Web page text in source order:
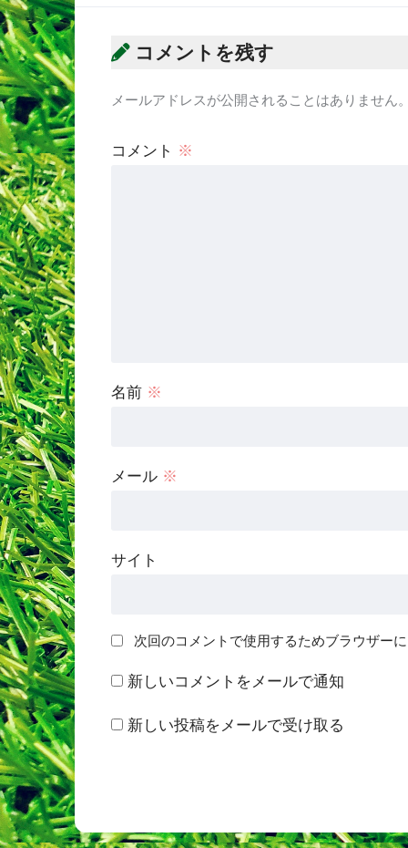
コメントを残す
メールアドレスが公開されることはありません
コメント ※
名前 ※
メール ※
サイト
次回のコメントで使用するためブラウザー
新しいコメントをメールで通知
新しい投稿をメールで受け取る